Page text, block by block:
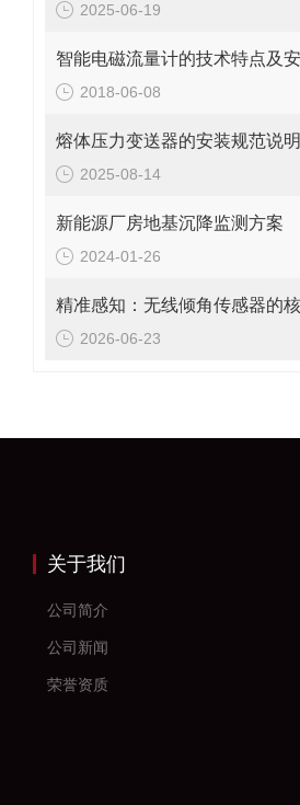
2025-06-19
2018-06-08
熔体压力变送器的安装规范说明
2025-08-14
新能源厂房地基沉降监测方案
2024-01-26
2026-06-23
关于我们
公司简介
公司新闻
荣誉资质